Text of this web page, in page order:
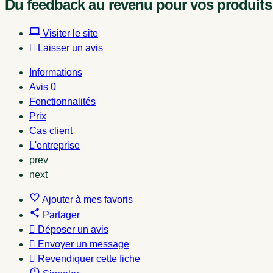
Du feedback au revenu pour vos produits
Visiter le site
Laisser un avis
Informations
Avis 0
Fonctionnalités
Prix
Cas client
L'entreprise
prev
next
Ajouter à mes favoris
Partager
Déposer un avis
Envoyer un message
Revendiquer cette fiche